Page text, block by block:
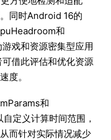
同时Android 16的
和
戏和资源密集型应用
借此评估和优化资源
度。
和
定义计算时间范围，
而针对实际情况减少